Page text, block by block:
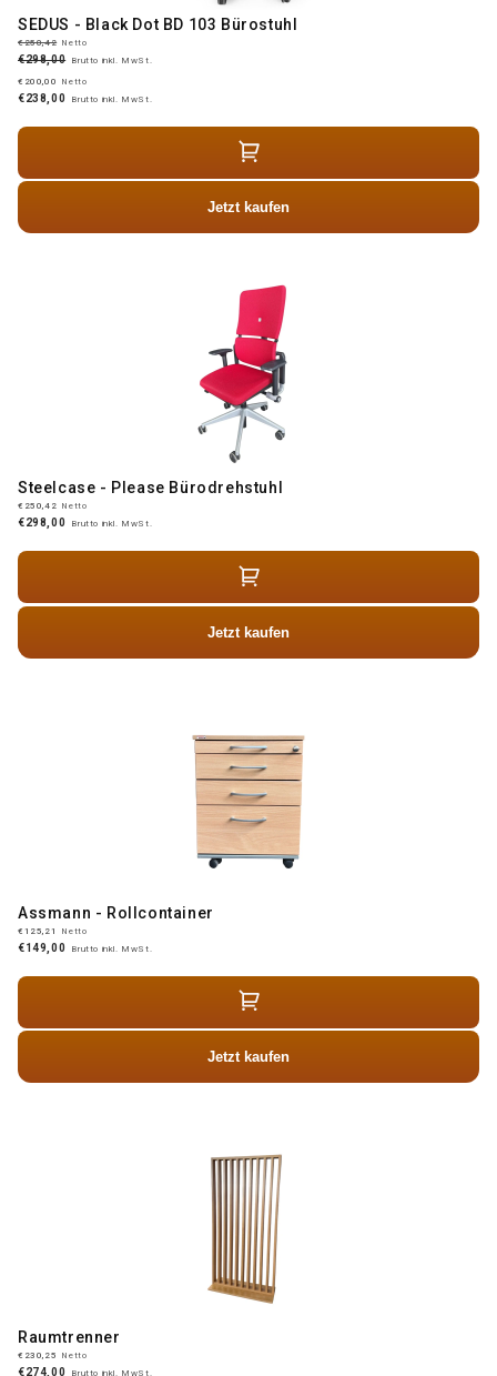
SEDUS - Black Dot BD 103 Bürostuhl
€250,42 Netto
€298,00 Brutto inkl. MwSt.
€200,00
Netto
€238,00 Brutto inkl. MwSt.
Jetzt kaufen
Steelcase - Please Bürodrehstuhl
€250,42 Netto
€298,00 Brutto inkl. MwSt.
Jetzt kaufen
Assmann - Rollcontainer
€125,21 Netto
€149,00 Brutto inkl. MwSt.
Jetzt kaufen
Raumtrenner
€230,25 Netto
€274,00 Brutto inkl. MwSt.